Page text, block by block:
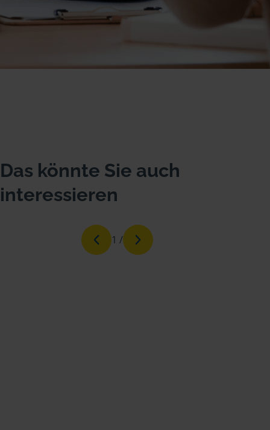
Das könnte Sie auch
interessieren
1 /